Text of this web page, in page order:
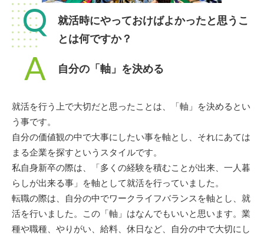
Q
就活時にやっておけばよかったと思うこ
とは何ですか？
A 自分の「軸」を決める
就活を行う上で大切だと思ったことは、「軸」を決めるとい
う事です。
自分の価値観の中で大事にしたい事を軸とし、それにあては
まる企業を探すというスタイルです。
私自身新卒の際は、「多くの経験を積むことが出来、一人暮
らしが出来る事」を軸として就活を行っていました。
転職の際は、自分の中でワークライフバランスを軸とし、就
活を行いました。この「軸」はなんでもいいと思います。業
種や職種、やりがい、給料、休日など、自分の中で大切にし